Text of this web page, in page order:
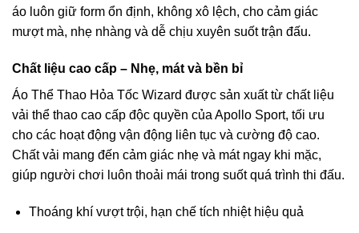
áo luôn giữ form ổn định, không xô lệch, cho cảm giác
mượt mà, nhẹ nhàng và dễ chịu xuyên suốt trận đấu.
Chất liệu cao cấp – Nhẹ, mát và bền bỉ
Áo Thể Thao Hỏa Tốc Wizard được sản xuất từ chất liệu
vải thể thao cao cấp độc quyền của Apollo Sport, tối ưu
cho các hoạt động vận động liên tục và cường độ cao.
Chất vải mang đến cảm giác nhẹ và mát ngay khi mặc,
giúp người chơi luôn thoải mái trong suốt quá trình thi đấu.
Thoáng khí vượt trội, hạn chế tích nhiệt hiệu quả